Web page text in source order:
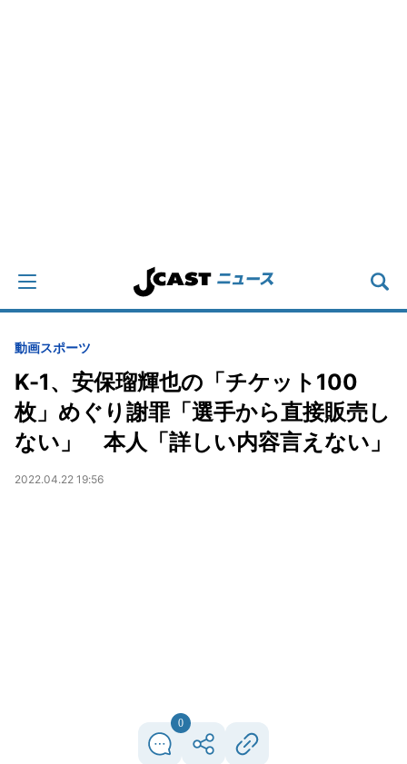
動画スポーツ
K-1、安保瑠輝也の「チケット100
枚」めぐり謝罪「選手から直接販売し
ない」 本人「詳しい内容言えない」
2022.04.22 19:56
0